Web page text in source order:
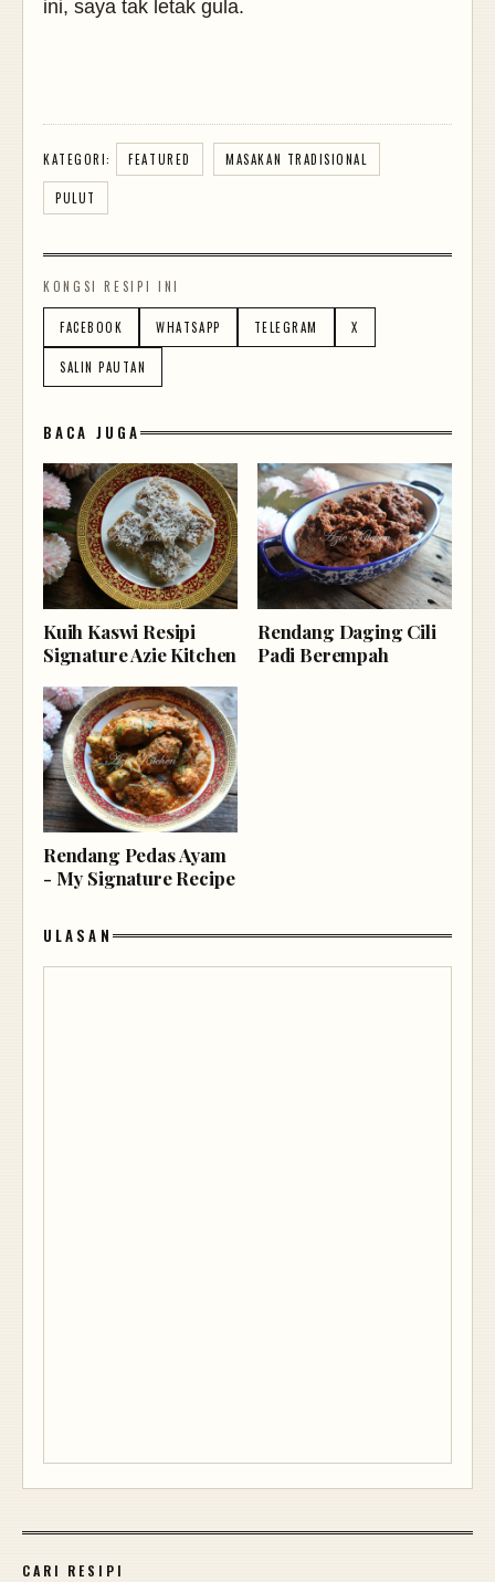
ini, saya tak letak gula.
KATEGORI: FEATURED MASAKAN TRADISIONAL
PULUT
KONGSI RESIPI INI
FACEBOOK WHATSAPP TELEGRAM X
SALIN PAUTAN
BACA JUGA
Kuih Kaswi Resipi
Signature Azie Kitchen
Rendang Daging Cili
Padi Berempah
Rendang Pedas Ayam
- My Signature Recipe
ULASAN
CARI RESIPI